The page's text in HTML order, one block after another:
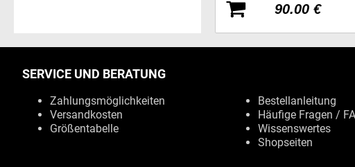
90.00 €
SERVICE UND BERATUNG
Zahlungsmöglichkeiten
Versandkosten
Größentabelle
Bestellanleitung
Häufige Fragen /
Wissenswertes
Shopseiten